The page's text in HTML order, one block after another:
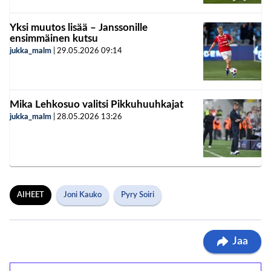
Yksi muutos lisää – Janssonille
ensimmäinen kutsu
jukka_malm 29.05.2026 09:14
Mika Lehkosuo valitsi Pikkuhuuhkajat
jukka_malm 28.05.2026 13:26
AIHEET Joni Kauko Pyry Soiri
Jaa